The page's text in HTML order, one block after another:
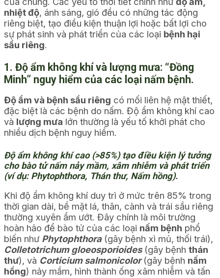
nhiệt độ, ánh sáng, gió đều có những tác động
riêng biệt, tạo điều kiện thuận lợi hoặc bất lợi cho
sự phát sinh và phát triển của các loại bệnh hại
sầu riêng.
1. Độ ẩm không khí và lượng mưa: “Đồng
Minh” nguy hiểm của các loại nấm bệnh.
Độ ẩm và bệnh sầu riêng có mối liên hệ mật thiết,
đặc biệt là các bệnh do nấm. Độ ẩm không khí cao
và lượng mưa lớn thường là yếu tố khởi phát cho
nhiều dịch bệnh nguy hiểm.
Độ ẩm không khí cao (>85%) tạo điều kiện lý tưởng
cho bào tử nấm nảy mầm, xâm nhiễm và phát triển
(ví dụ: Phytophthora, Thán thư, Nấm hồng).
Khi độ ẩm không khí duy trì ở mức trên 85% trong
thời gian dài, bề mặt lá, thân, cành và trái sầu riêng
thường xuyên ẩm ướt. Đây chính là môi trường
hoàn hảo để bào tử của các loại nấm bệnh phổ
biến như Phytophthora(gây bệnh xì mủ, thối trái),
Colletotrichum gloeosporioides(gây bệnh thán
thư), và Corticium salmonicolor(gây bệnh nấm
hồng) nảy mầm, hình thành ống xâm nhiễm và tấn